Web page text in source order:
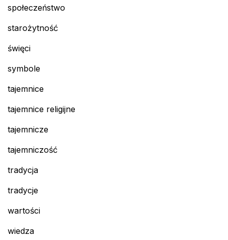
społeczeństwo
starożytność
święci
symbole
tajemnice
tajemnice religijne
tajemnicze
tajemniczość
tradycja
tradycje
wartości
wiedza